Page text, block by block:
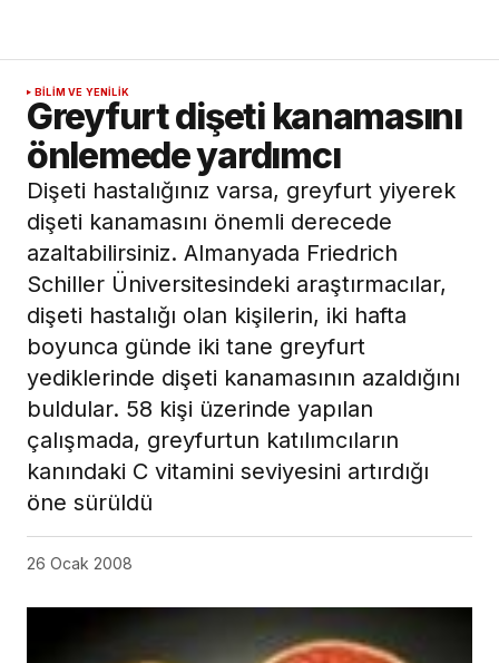
BILIM VE YENILIK
Greyfurt dişeti kanamasını
önlemede yardımcı
Dişeti hastalığınız varsa, greyfurt yiyerek
dişeti kanamasını önemli derecede
azaltabilirsiniz. Almanyada Friedrich
Schiller Üniversitesindeki araştırmacılar,
dişeti hastalığı olan kişilerin, iki hafta
boyunca günde iki tane greyfurt
yediklerinde dişeti kanamasının azaldığını
buldular. 58 kişi üzerinde yapılan
çalışmada, greyfurtun katılımcıların
kanındaki C vitamini seviyesini artırdığı
öne sürüldü
26 Ocak 2008